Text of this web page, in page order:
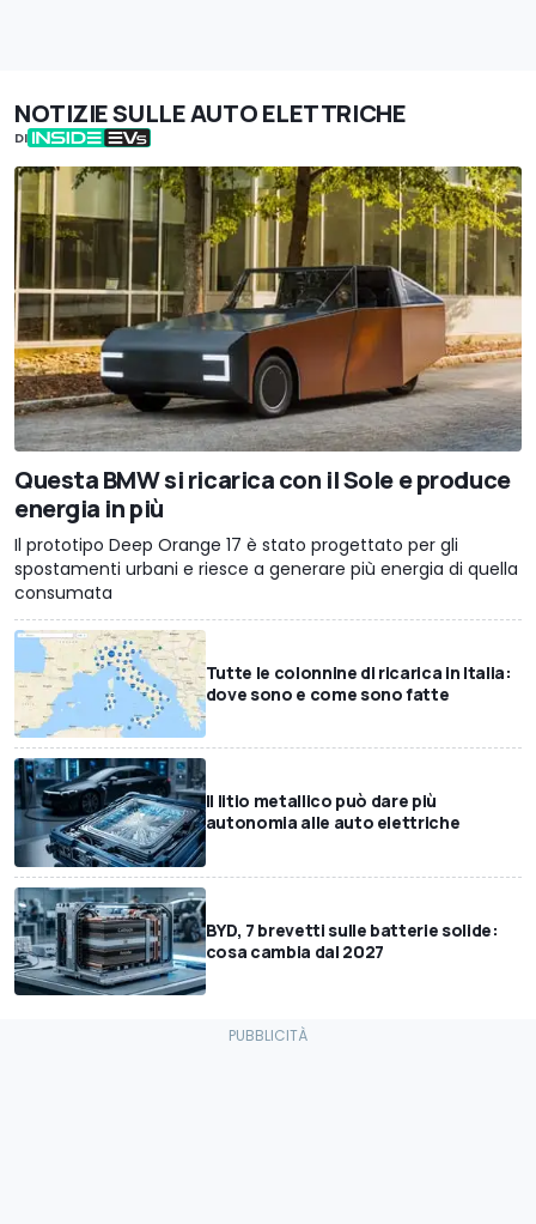
NOTIZIE SULLE AUTO ELETTRICHE
DI
Questa BMW si ricarica con il Sole e produce
energia in più
Il prototipo Deep Orange 17 è stato progettato per gli
spostamenti urbani e riesce a generare più energia di quella
consumata
Tutte le colonnine di ricarica in Italia:
dove sono e come sono fatte
Il litio metallico può dare più
autonomia alle auto elettriche
BYD, 7 brevetti sulle batterie solide:
cosa cambia dal 2027